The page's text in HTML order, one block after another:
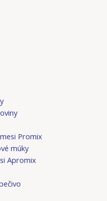
Promix
múky
Apromix